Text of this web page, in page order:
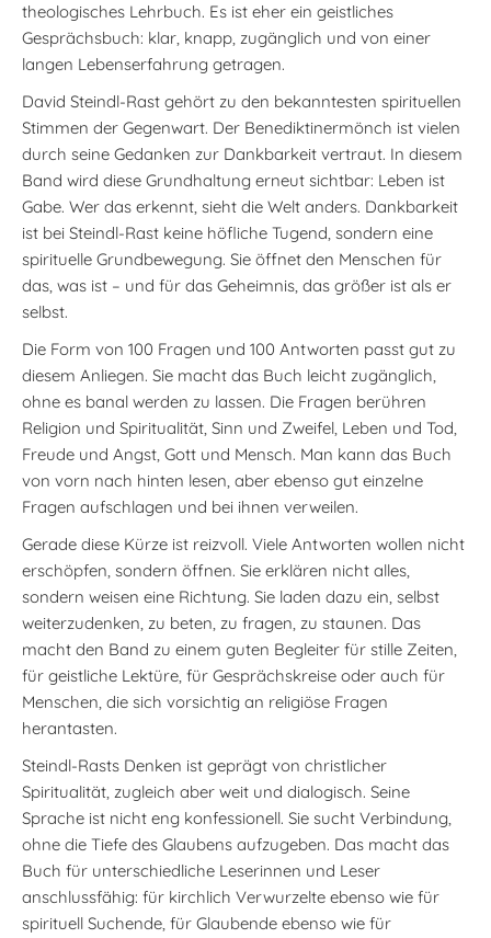
theologisches Lehrbuch. Es ist eher ein geistliches
Gesprächsbuch: klar, knapp, zugänglich und von einer
langen Lebenserfahrung getragen.
David Steindl-Rast gehört zu den bekanntesten spirituellen
Stimmen der Gegenwart. Der Benediktinermönch ist vielen
durch seine Gedanken zur Dankbarkeit vertraut. In diesem
Band wird diese Grundhaltung erneut sichtbar: Leben ist
Gabe. Wer das erkennt, sieht die Welt anders. Dankbarkeit
ist bei Steindl-Rast keine höfliche Tugend, sondern eine
spirituelle Grundbewegung. Sie öffnet den Menschen für
das, was ist – und für das Geheimnis, das größer ist als er
selbst.
Die Form von 100 Fragen und 100 Antworten passt gut zu
diesem Anliegen. Sie macht das Buch leicht zugänglich,
ohne es banal werden zu lassen. Die Fragen berühren
Religion und Spiritualität, Sinn und Zweifel, Leben und Tod,
Freude und Angst, Gott und Mensch. Man kann das Buch
von vorn nach hinten lesen, aber ebenso gut einzelne
Fragen aufschlagen und bei ihnen verweilen.
Gerade diese Kürze ist reizvoll. Viele Antworten wollen nicht
erschöpfen, sondern öffnen. Sie erklären nicht alles,
sondern weisen eine Richtung. Sie laden dazu ein, selbst
weiterzudenken, zu beten, zu fragen, zu staunen. Das
macht den Band zu einem guten Begleiter für stille Zeiten,
für geistliche Lektüre, für Gesprächskreise oder auch für
Menschen, die sich vorsichtig an religiöse Fragen
herantasten.
Steindl-Rasts Denken ist geprägt von christlicher
Spiritualität, zugleich aber weit und dialogisch. Seine
Sprache ist nicht eng konfessionell. Sie sucht Verbindung,
ohne die Tiefe des Glaubens aufzugeben. Das macht das
Buch für unterschiedliche Leserinnen und Leser
anschlussfähig: für kirchlich Verwurzelte ebenso wie für
spirituell Suchende, für Glaubende ebenso wie für